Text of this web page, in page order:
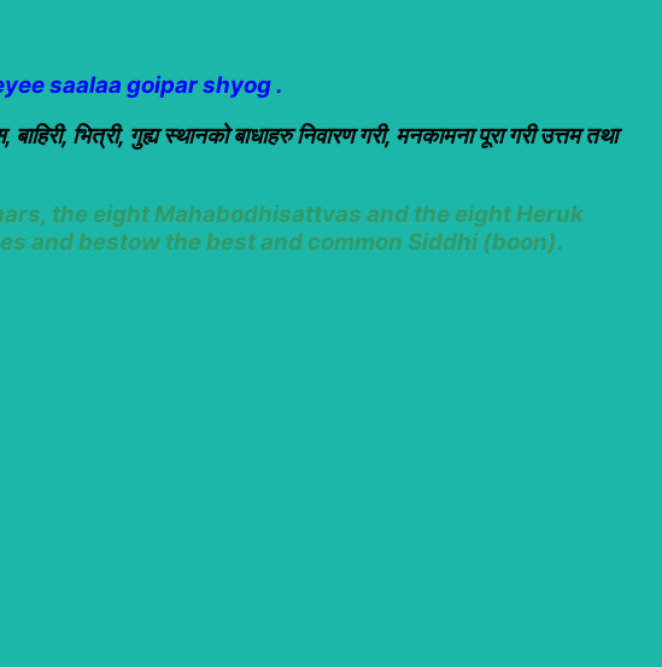
saalaa goipar shyog .
भित्री, गुह्य स्थानको बाधाहरु निवारण गरी, मनकामना पूरा गरी उत्तम तथा
the eight Mahabodhisattvas and the eight Heruk
and bestow the best and common Siddhi (boon).